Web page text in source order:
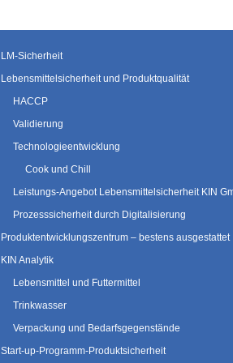
LM-Sicherheit
Lebensmittelsicherheit und Produktqualität
HACCP
Validierung
Technologieentwicklung
Cook und Chill
Leistungs-Angebot Lebensmittelsicherheit KIN
Prozesssicherheit durch Digitalisierung
Produktentwicklungszentrum – bestens ausgestattet
KIN Analytik
Lebensmittel und Futtermittel
Trinkwasser
Verpackung und Bedarfsgegenstände
Start-up-Programm-Produktsicherheit